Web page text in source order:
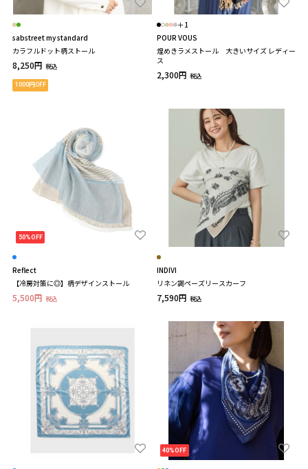
sabstreet my standard
カラフルドット柄ストール
8,250円 税込
1000円OFF
＋1
POUR VOUS
煌めきラメストール 大きいサイズ レディー
ス
2,300円 税込
50%OFF
Reflect
【冷房対策に◎】柄デザインストール
5,500円 税込
INDIVI
リネン調ペーズリースカーフ
7,590円 税込
40%OFF